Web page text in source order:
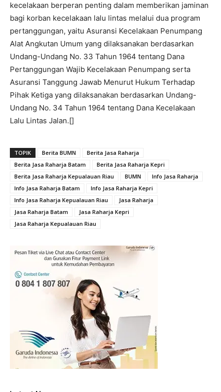
kecelakaan berperan penting dalam memberikan jaminan
bagi korban kecelakaan lalu lintas melalui dua program
pertanggungan, yaitu Asuransi Kecelakaan Penumpang
Alat Angkutan Umum yang dilaksanakan berdasarkan
Undang-Undang No. 33 Tahun 1964 tentang Dana
Pertanggungan Wajib Kecelakaan Penumpang serta
Asuransi Tanggung Jawab Menurut Hukum Terhadap
Pihak Ketiga yang dilaksanakan berdasarkan Undang-
Undang No. 34 Tahun 1964 tentang Dana Kecelakaan
Lalu Lintas Jalan.[]
TOPIK Berita BUMN
Berita Jasa Raharja
Berita Jasa Raharja Batam
Berita Jasa Raharja Kepri
Berita Jasa Raharja Kepualauan Riau
BUMN
Info Jasa Raharja
Info Jasa Raharja Batam
Info Jasa Raharja Kepri
Info Jasa Raharja Kepualauan Riau
Jasa Raharja
Jasa Raharja Batam
Jasa Raharja Kepri
Jasa Raharja Kepualauan Riau